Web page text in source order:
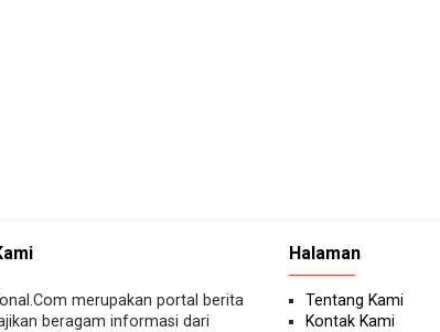
merupakan portal berita
beragam informasi dari
Halaman
Tentang Kami
Kontak Kami